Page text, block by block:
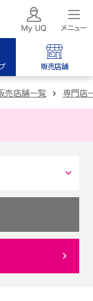
販売店舗
売店舗一覧 専門店